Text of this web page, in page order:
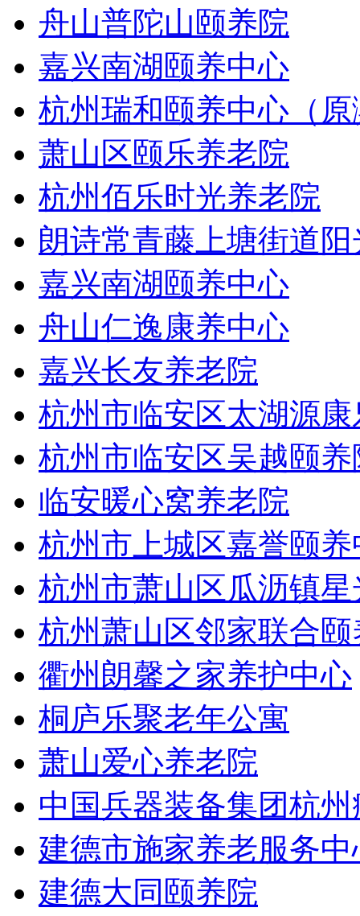
舟山普陀山颐养院
嘉兴南湖颐养中心
杭州瑞和颐养中心（
萧山区颐乐养老院
杭州佰乐时光养老院
朗诗常青藤上塘街道
嘉兴南湖颐养中心
舟山仁逸康养中心
嘉兴长友养老院
杭州市临安区太湖源
杭州市临安区吴越颐养
临安暖心窝养老院
杭州市上城区嘉誉颐养
杭州市萧山区瓜沥镇
杭州萧山区邻家联合颐
衢州朗馨之家养护中心
桐庐乐聚老年公寓
萧山爱心养老院
中国兵器装备集团杭
建德市施家养老服务中
建德大同颐养院